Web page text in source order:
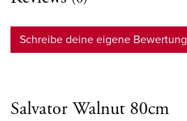
Schreibe deine eigene Bewertung
Salvator Walnut 80cm